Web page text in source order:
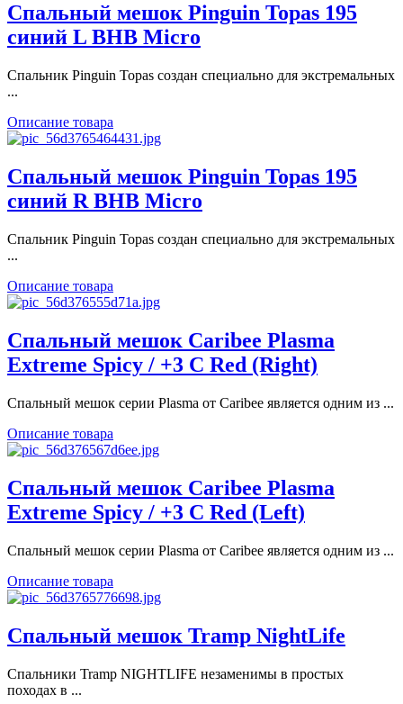
Спальный мешок Pinguin Topas 195
синий L BHB Micro
Спальник Pinguin Topas создан специально для экстремальных
...
Описание товара
Спальный мешок Pinguin Topas 195
синий R BHB Micro
Спальник Pinguin Topas создан специально для экстремальных
...
Описание товара
Спальный мешок Caribee Plasma
Extreme Spicy / +3 C Red (Right)
Спальный мешок серии Plasma от Caribee является одним из ...
Описание товара
Спальный мешок Caribee Plasma
Extreme Spicy / +3 C Red (Left)
Спальный мешок серии Plasma от Caribee является одним из ...
Описание товара
Спальный мешок Tramp NightLife
Спальники Tramp NIGHTLIFE незаменимы в простых
походах в ...